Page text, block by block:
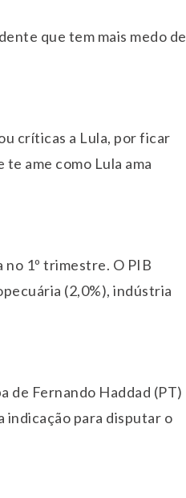
que tem mais medo de
críticas a Lula, por ficar
ame como Lula ama
no 1º trimestre. O PIB
(2,0%), indústria
de Fernando Haddad (PT)
indicação para disputar o